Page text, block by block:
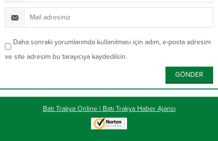
Daha sonraki yorumlarımda kullanılması için adım, e-posta adresim
ve site adresim bu tarayıcıya kaydedilsin.
Batı Trakya Online | Batı Trakya Haber Ajansı